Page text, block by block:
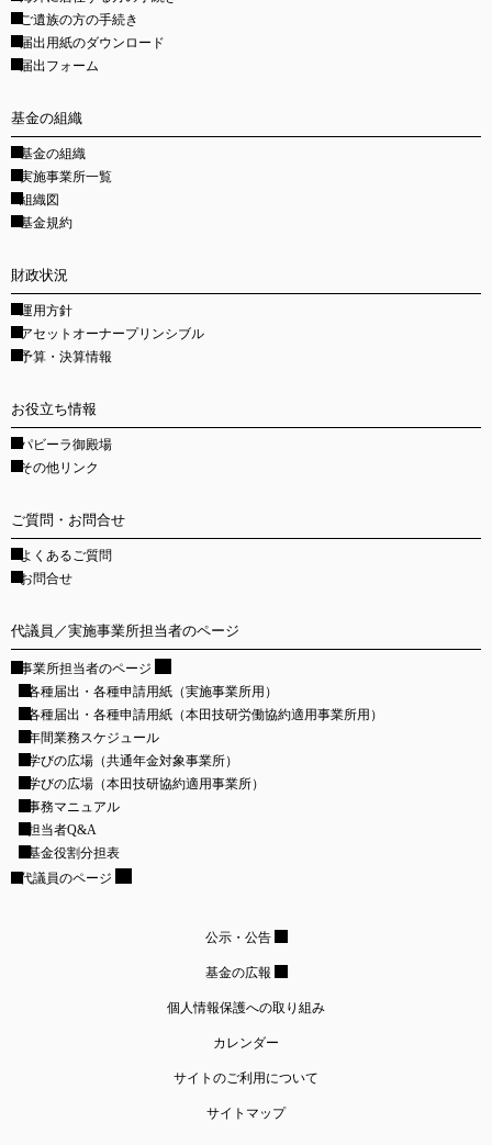
ご遺族の方の手続き
届出用紙のダウンロード
届出フォーム
基金の組織
基金の組織
実施事業所一覧
組織図
基金規約
財政状況
運用方針
アセットオーナープリンシブル
予算・決算情報
お役立ち情報
パビーラ御殿場
その他リンク
ご質問・お問合せ
よくあるご質問
お問合せ
代議員／実施事業所担当者のページ
事業所担当者のページ
各種届出・各種申請用紙 （実施事業所用）
各種届出・各種申請用紙 （本田技研労働協約適用事業所用）
年間業務スケジュール
学びの広場 （共通年金対象事業所）
学びの広場 （本田技研協約適用事業所）
事務マニュアル
担当者Q&A
基金役割分担表
代議員のページ
公示・公告
基金の広報
個人情報保護への取り組み
カレンダー
サイトのご利用について
サイトマップ